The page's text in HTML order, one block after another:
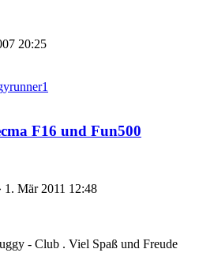
20:25
F16 und Fun500
1. Mär 2011 12:48
- Club . Viel Spaß und Freude